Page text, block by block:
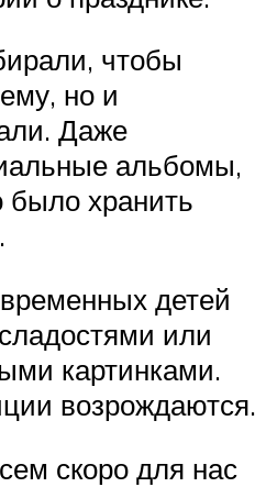
чтобы
но и
Даже
альбомы,
было хранить
детей
или
картинками.
возрождаются.
скоро для нас